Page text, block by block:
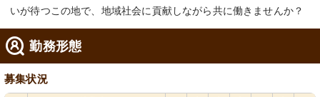
いが待つこの地で、地域社会に貢献しながら共に働きませんか？
勤務形態
募集状況